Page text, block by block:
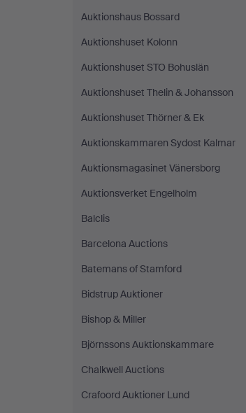
Auktionshaus Bossard
Auktionshuset Kolonn
Auktionshuset STO Bohuslän
Auktionshuset Thelin & Johansson
Auktionshuset Thörner & Ek
Auktionskammaren Sydost Kalmar
Auktionsmagasinet Vänersborg
Auktionsverket Engelholm
Balclis
Barcelona Auctions
Batemans of Stamford
Bidstrup Auktioner
Bishop & Miller
Björnssons Auktionskammare
Chalkwell Auctions
Crafoord Auktioner Lund